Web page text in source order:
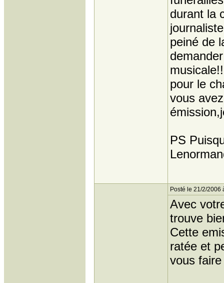
durant la
peiné de
pour le
vous
PS
Posté le 21/2/2006
Avec
trouve
Cette
ratée et
vous